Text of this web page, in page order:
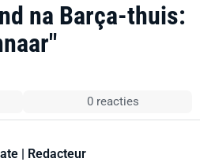
na Barça-thuis:
0 reacties
| Redacteur